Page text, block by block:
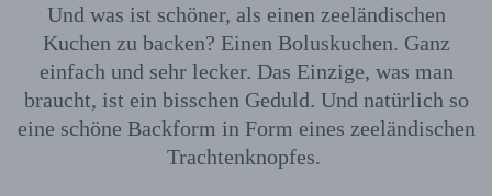
Und was ist schöner, als einen zeeländischen
Kuchen zu backen? Einen Boluskuchen. Ganz
einfach und sehr lecker. Das Einzige, was man
braucht, ist ein bisschen Geduld. Und natürlich so
eine schöne Backform in Form eines zeeländischen
Trachtenknopfes.